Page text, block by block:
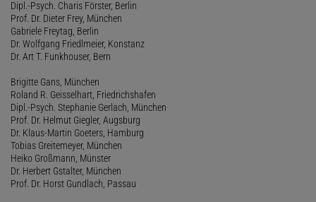
Dipl.-Psych. Charis Förster, Berlin
Prof. Dr. Dieter Frey, München
Gabriele Freytag, Berlin
Dr. Wolfgang Friedlmeier, Konstanz
Dr. Art T. Funkhouser, Bern
Brigitte Gans, München
Roland R. Geisselhart, Friedrichshafen
Dipl.-Psych. Stephanie Gerlach, München
Prof. Dr. Helmut Giegler, Augsburg
Dr. Klaus-Martin Goeters, Hamburg
Tobias Greitemeyer, München
Heiko Großmann, Münster
Dr. Herbert Gstalter, München
Prof. Dr. Horst Gundlach, Passau